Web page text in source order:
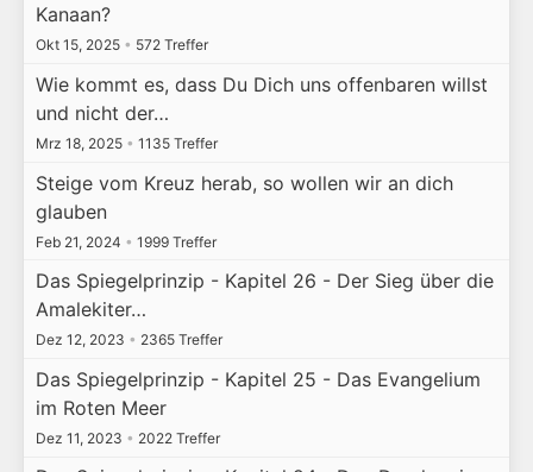
Kanaan?
Okt 15, 2025 • 572 Treffer
Wie kommt es, dass Du Dich uns offenbaren willst
und nicht der…
Mrz 18, 2025 • 1135 Treffer
Steige vom Kreuz herab, so wollen wir an dich
glauben
Feb 21, 2024 • 1999 Treffer
Das Spiegelprinzip - Kapitel 26 - Der Sieg über die
Amalekiter…
Dez 12, 2023 • 2365 Treffer
Das Spiegelprinzip - Kapitel 25 - Das Evangelium
im Roten Meer
Dez 11, 2023 • 2022 Treffer